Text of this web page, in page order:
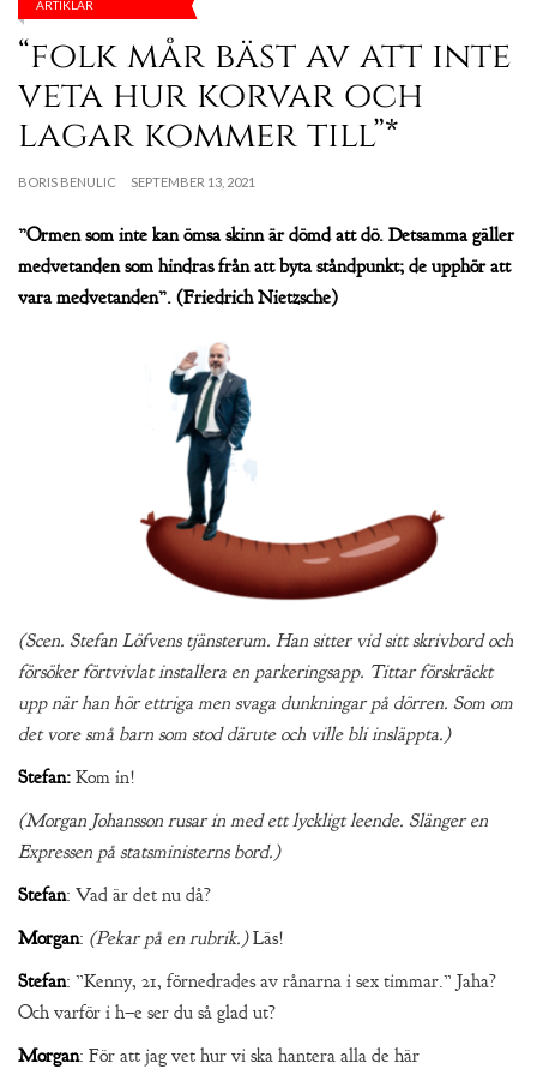
ARTIKLAR
“folk mår bäst av att inte
veta hur korvar och
lagar kommer till”*
BORIS BENULIC SEPTEMBER 13, 2021
”Ormen som inte kan ömsa skinn är dömd att dö. Detsamma gäller
medvetanden som hindras från att byta ståndpunkt; de upphör att
vara medvetanden”. (Friedrich Nietzsche)
(Scen. Stefan Löfvens tjänsterum. Han sitter vid sitt skrivbord och
försöker förtvivlat installera en parkeringsapp. Tittar förskräckt
upp när han hör ettriga men svaga dunkningar på dörren. Som om
det vore små barn som stod därute och ville bli insläppta.)
Stefan: Kom in!
(Morgan Johansson rusar in med ett lyckligt leende. Slänger en
Expressen på statsministerns bord.)
Stefan: Vad är det nu då?
Morgan: (Pekar på en rubrik.)Läs!
Stefan: ”Kenny, 21, förnedrades av rånarna i sex timmar.” Jaha?
Och varför i h–e ser du så glad ut?
Morgan: För att jag vet hur vi ska hantera alla de här